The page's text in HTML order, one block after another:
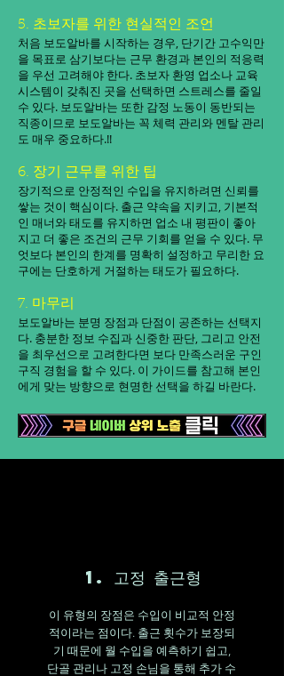
5. 초보자를 위한 현실적인 조언
처음 보도알바를 시작하는 경우, 단기간 고수익만
을 목표로 삼기보다는 근무 환경과 본인의 적응력
을 우선 고려해야 한다. 초보자 환영 업소나 교육
시스템이 갖춰진 곳을 선택하면 스트레스를 줄일
수 있다. 보도알바는 또한 감정 노동이 동반되는
직종이므로 보도알바는 꼭 체력 관리와 멘탈 관리
도 매우 중요하다.!!
6. 장기 근무를 위한 팁
장기적으로 안정적인 수입을 유지하려면 신뢰를
쌓는 것이 핵심이다. 출근 약속을 지키고, 기본적
인 매너와 태도를 유지하면 업소 내 평판이 좋아
지고 더 좋은 조건의 근무 기회를 얻을 수 있다. 무
엇보다 본인의 한계를 명확히 설정하고 무리한 요
구에는 단호하게 거절하는 태도가 필요하다.
7. 마무리
보도알바는 분명 장점과 단점이 공존하는 선택지
다. 충분한 정보 수집과 신중한 판단, 그리고 안전
을 최우선으로 고려한다면 보다 만족스러운 구인
구직 경험을 할 수 있다. 이 가이드를 참고해 본인
에게 맞는 방향으로 현명한 선택을 하길 바란다.
1. 고정 출근형
이 유형의 장점은 수입이 비교적 안정
적이라는 점이다. 출근 횟수가 보장되
기 때문에 월 수입을 예측하기 쉽고,
단골 관리나 고정 손님을 통해 추가 수